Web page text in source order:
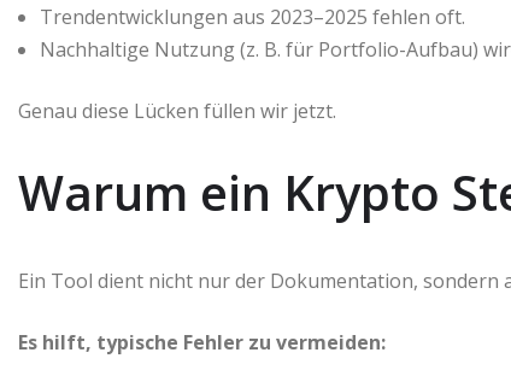
Trendentwicklungen aus 2023–2025 fehlen oft.
Nachhaltige Nutzung (z. B. für Portfolio-Aufbau)
Genau diese Lücken füllen wir jetzt.
Warum ein Krypto
Ein Tool dient nicht nur der Dokumentation, sondern
Es hilft, typische Fehler zu vermeiden: